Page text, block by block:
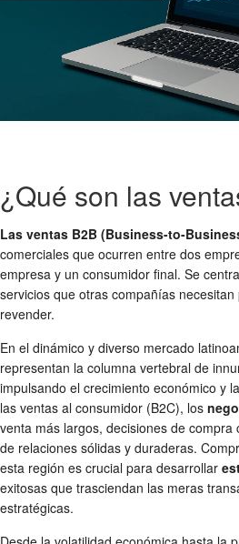
¿Qué son las
Las ventas B2B (Business-to-
comerciales que ocurren entre dos
empresa y un consumidor final. Se
servicios que otras compañías
revender.
En el dinámico y diverso mercado
representan la columna vertebral de
impulsando el crecimiento económico y
las ventas al consumidor (B2C), los
venta más largos, decisiones de compra
de relaciones sólidas y duraderas.
esta región es crucial para desarrollar
exitosas que trasciendan las meras
estratégicas.